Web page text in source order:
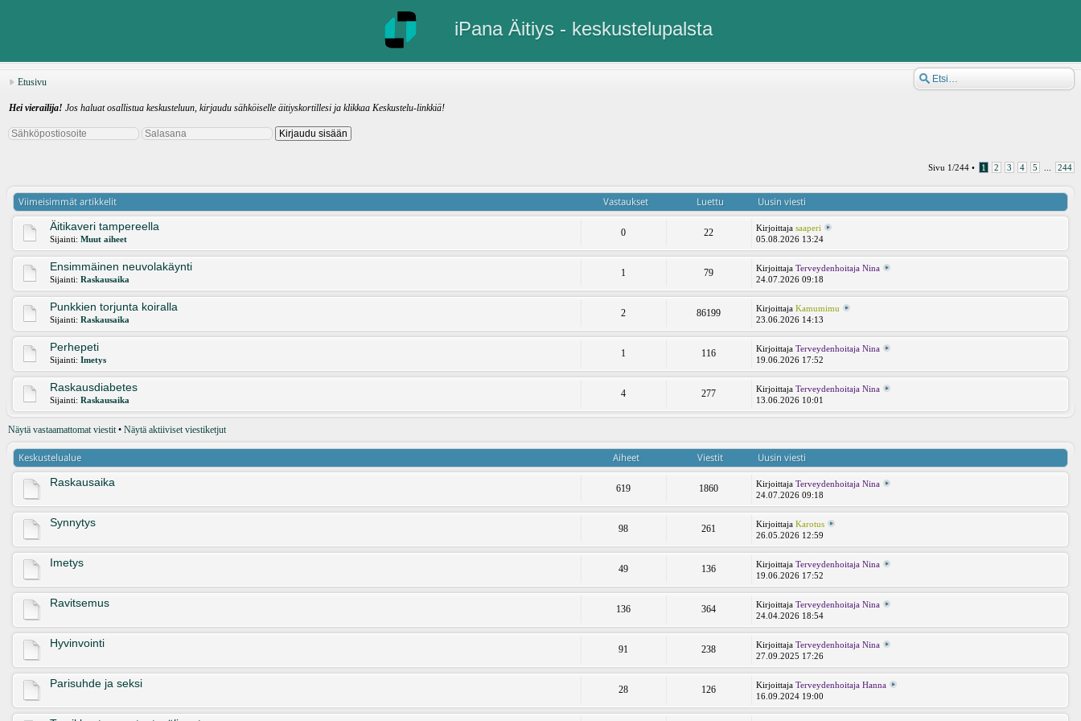
iPana Äitiys - keskustelupalsta
Etusivu
Hei vierailija! Jos haluat osallistua keskusteluun, kirjaudu sähköiselle äitiyskortillesi ja klikkaa Keskustelu-linkkiä!
Sivu 1/244 • 1 2 3 4 5 244
Viimeisimmät artikkelit Vastaukset Luettu Uusin viesti
Äitikaveri tampereella
Sijainti: Muut aiheet
0 22 Kirjoittaja saaperi
05.08.2026 13:24
Ensimmäinen neuvolakäynti
Sijainti: Raskausaika
1 79 Kirjoittaja Terveydenhoitaja Nina
24.07.2026 09:18
Punkkien torjunta koiralla
Sijainti: Raskausaika
2 86199 Kirjoittaja Kamumimu
23.06.2026 14:13
Perhepeti
Sijainti: Imetys
1 116 Kirjoittaja Terveydenhoitaja Nina
19.06.2026 17:52
Raskausdiabetes
Sijainti: Raskausaika
4 277 Kirjoittaja Terveydenhoitaja Nina
13.06.2026 10:01
Näytä vastaamattomat viestit• Näytä aktiiviset viestiketjut
Keskustelualue Aiheet Viestit Uusin viesti
Raskausaika 619 1860 Kirjoittaja Terveydenhoitaja Nina
24.07.2026 09:18
Synnytys 98 261 Kirjoittaja Karotus
26.05.2026 12:59
Imetys 49 136 Kirjoittaja Terveydenhoitaja Nina
19.06.2026 17:52
Ravitsemus 136 364 Kirjoittaja Terveydenhoitaja Nina
24.04.2026 18:54
Hyvinvointi 91 238 Kirjoittaja Terveydenhoitaja Nina
27.09.2025 17:26
Parisuhde ja seksi 28 126 Kirjoittaja Terveydenhoitaja Hanna
16.09.2024 19:00